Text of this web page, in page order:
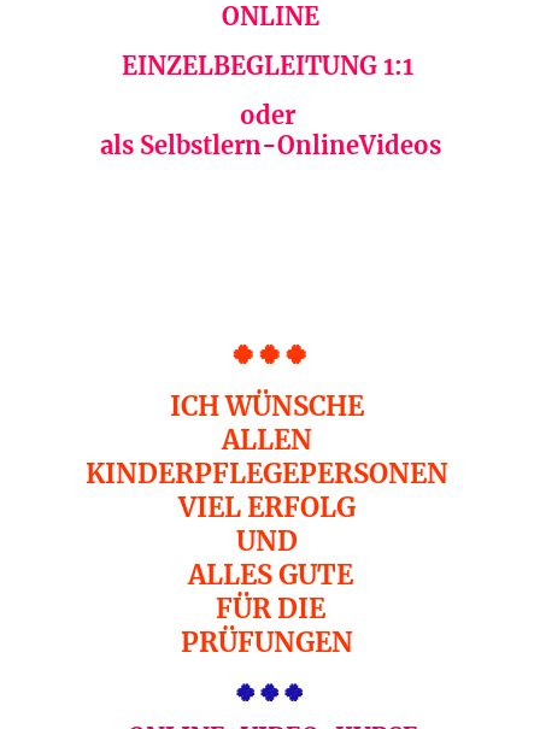
ONLINE
EINZELBEGLEITUNG 1:1
oder
als Selbstlern-OnlineVideos
🍀🍀🍀
ICH WÜNSCHE
ALLEN
KINDERPFLEGEPERSONEN
VIEL ERFOLG
UND
ALLES GUTE
FÜR DIE
PRÜFUNGEN
🍀🍀🍀